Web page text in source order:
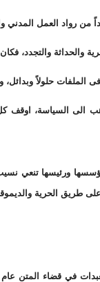
من رواد العمل المدني
والحداثة والتجدد، فكان
الملفات حلولاً
السياسة، اوقف كل
ورئيسها تنعي نسيب
على طريق الحرية